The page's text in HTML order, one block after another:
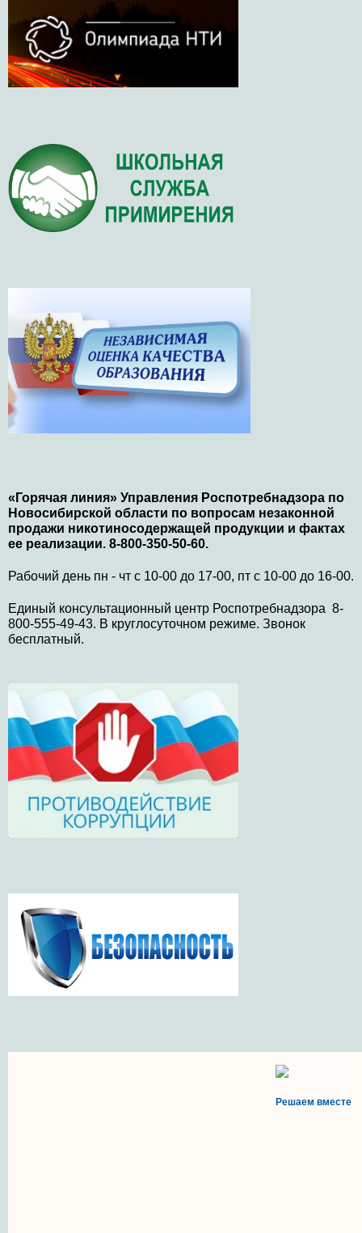
«Горячая линия» Управления Роспотребнадзора по
Новосибирской области по вопросам незаконной
продажи никотиносодержащей продукции и фактах
ее реализации. 8-800-350-50-60.
Рабочий день пн - чт с 10-00 до 17-00, пт с 10-00 до 16-00.
Единый консультационный центр Роспотребнадзора 8-
800-555-49-43. В круглосуточном режиме. Звонок
бесплатный.
Решаем вместе